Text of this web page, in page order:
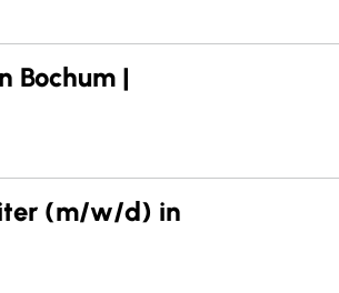
Bochum |
(m/w/d) in